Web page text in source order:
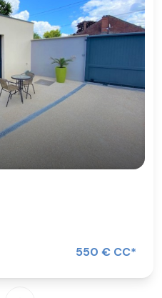
550 € CC*